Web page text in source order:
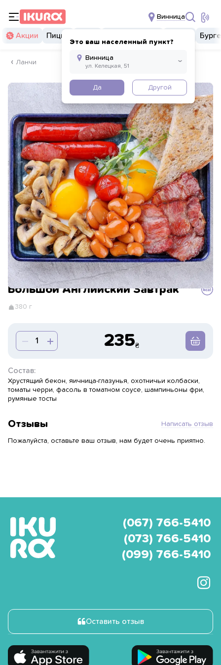
Винница
Это ваш населенный пункт?
Да Другой
Акции Пицца
Ланчи
Большой Английский Завтрак
380 г
235
Состав:
Хрустящий бекон, яичница-глазунья, охотничьи колбаски,
томаты черри, фасоль в томатном соусе, шампиньоны фри,
румяные тосты
Отзывы Написать отзыв
Пожалуйста, оставьте ваш отзыв, нам будет очень приятно.
(067) 766-5410
(073) 766-5410
(099) 766-5410
Оставить отзыв